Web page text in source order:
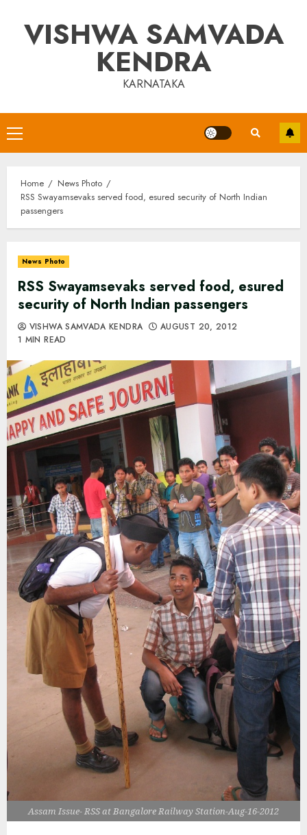
contentVISHWA SAMVADA
KENDRA
KARNATAKA
Primary
Menu
Home
News Photo
RSS Swayamsevaks served food, esured security of North Indian
passengers
News Photo
RSS Swayamsevaks served food, esured
security of North Indian passengers
VISHWA SAMVADA KENDRA
AUGUST 20, 2012
1 MIN READ
Assam Issue- RSS at Bangalore Railway Station-Aug-16-2012